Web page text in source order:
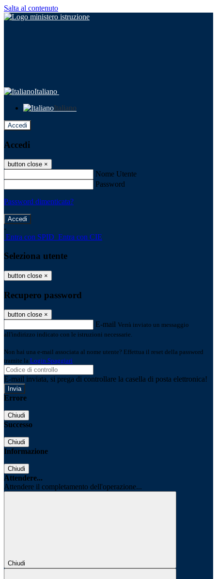
Salta al contenuto
Italiano
Italiano
Accedi
Accedi
button close ×
Nome Utente
Password
Password dimenticata?
-
Entra con SPID Entra con CIE
Seleziona utente
button close ×
Recupero password
button close ×
E-mail Verrà inviato un messaggio
all'indirizzo indicato con le istruzioni necessarie.
Non hai una e-mail associata al nome utente? Effettua il reset della password
tramite la Login Spaggiari
E-mail inviata, si prega di controllare la casella di posta elettronica!
Errore
Chiudi
Successo
Chiudi
Informazione
Chiudi
Attendere...
Attendere il completamento dell'operazione...
Chiudi